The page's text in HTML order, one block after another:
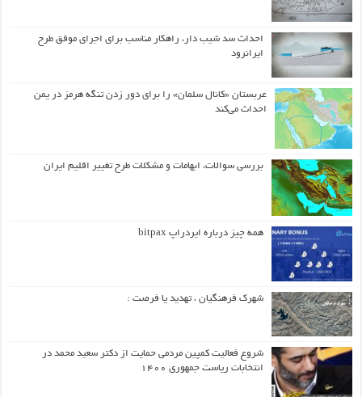
احداث سد شیب دار، راهکار مناسب برای اجرای موفق طرح
ایرانرود
عربستان «کانال سلمان» را برای دور زدن تنگه هرمز در یمن
احداث می‌کند
بررسی سوالات، ابهامات و مشکلات طرح تغییر اقلیم ایران
همه چیز درباره ایردراپ bitpax
شهرک فرهنگیان ، تهدید یا فرصت :
شروع فعالیت کمپین مردمی حمایت از دکتر سعید محمد در
انتخابات ریاست جمهوری ۱۴۰۰